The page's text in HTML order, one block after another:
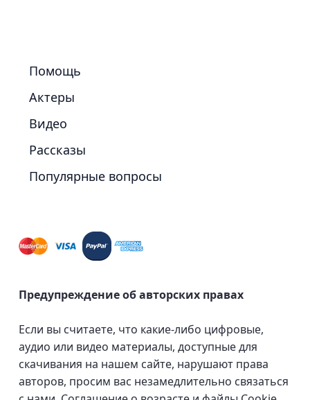
Помощь
Актеры
Видео
Рассказы
Популярные вопросы
Предупреждение об авторских правах
Если вы считаете, что какие-либо цифровые,
аудио или видео материалы, доступные для
скачивания на нашем сайте, нарушают права
авторов, просим вас незамедлительно связаться